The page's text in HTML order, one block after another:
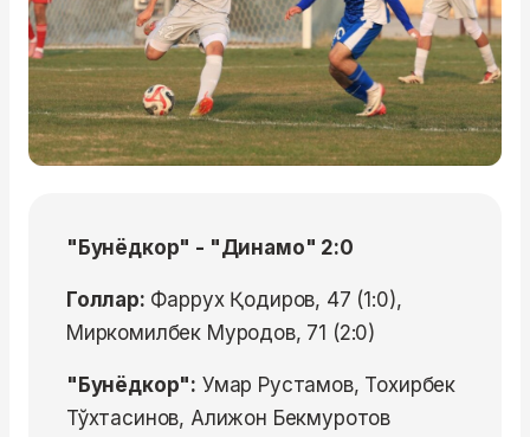
"Бунёдкор" - "Динамо" 2:0
Голлар: Фаррух Қодиров, 47 (1:0),
Миркомилбек Муродов, 71 (2:0)
"Бунёдкор": Умар Рустамов, Тохирбек
Тўхтасинов, Алижон Бекмуротов